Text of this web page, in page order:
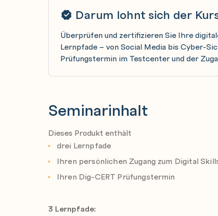
Darum lohnt sich der
Überprüfen und zertifizieren Sie Ihre
Lernpfade – von Social Media bis Cyber-
Prüfungstermin im Testcenter und der
Seminarinhalt
Dieses Produkt enthält
drei Lernpfade
Ihren persönlichen Zugang zum Digital
Ihren Dig-CERT Prüfungstermin
3 Lernpfade: